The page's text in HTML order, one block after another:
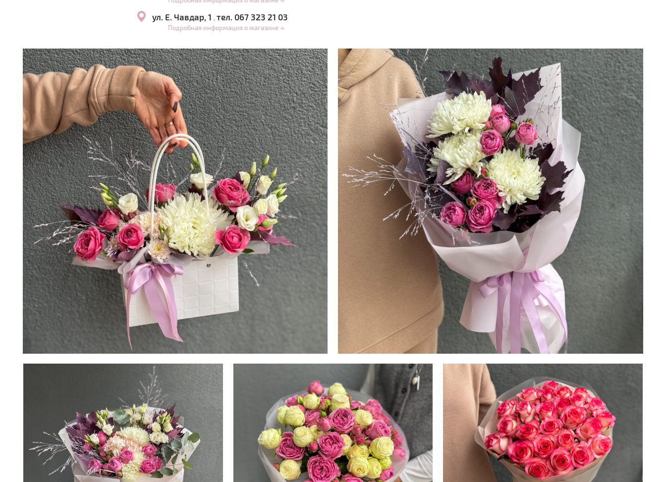
ул. Е. Чавдар, 1 , тел. 067 323 21 03
Подробная информация о магазине →